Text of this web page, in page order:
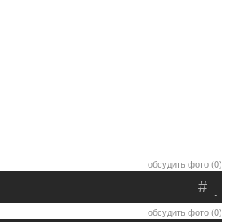
обсудить фото (0)
.
#
обсудить фото (0)